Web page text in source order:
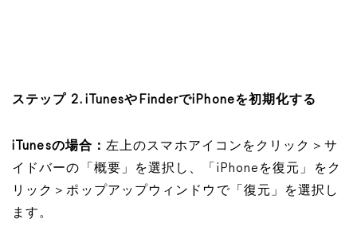
ステップ 2. iTunesやFinderでiPhoneを初期化する
iTunesの場合： 左上のスマホアイコンをクリック＞サ
イドバーの「概要」を選択し、「iPhoneを復元」をク
リック＞ポップアップウィンドウで「復元」を選択し
ます。